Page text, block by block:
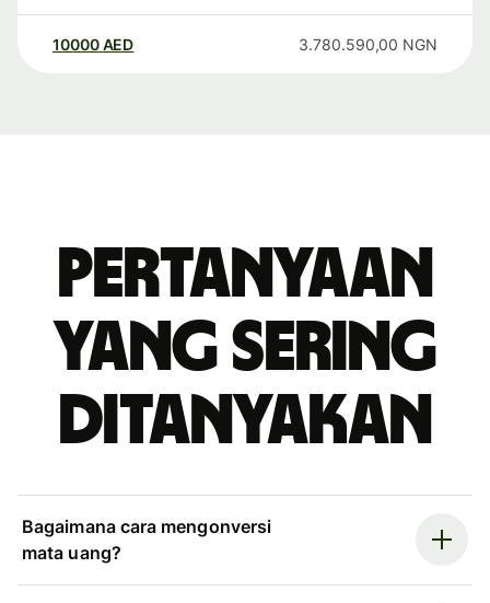
10000 AED 3.780.590,00 NGN
Pertanyaan
yang sering
ditanyakan
Bagaimana cara mengonversi
mata uang?